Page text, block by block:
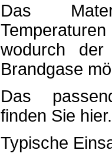
Das
wodurch
Brandgase
Das
finden Sie hier.
Typische